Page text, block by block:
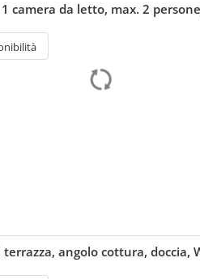
camera da letto, max. 2
angolo cottura, doccia,